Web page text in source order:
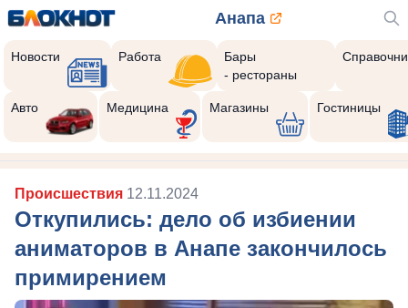
Анапа
Новости Работа
Бары
- рестораны
Авто Медицина Магазины Гостиницы
Происшествия 12.11.2024
Откупились: дело об избиении
аниматоров в Анапе закончилось
примирением